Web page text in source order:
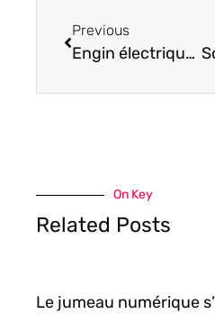
Previous
Engin électrique : les nouveaux véhicules en 2020
On Key
Related Posts
Le jumeau numérique